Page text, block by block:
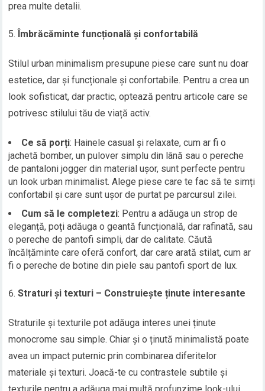
prea multe detalii.
Îmbrăcăminte funcțională și confortabilă
Stilul urban minimalism presupune piese care sunt nu doar
estetice, dar și funcționale și confortabile. Pentru a crea un
look sofisticat, dar practic, optează pentru articole care se
potrivesc stilului tău de viață activ.
Ce să porți: Hainele casual și relaxate, cum ar fi o
jachetă bomber, un pulover simplu din lână sau o pereche
de pantaloni jogger din material ușor, sunt perfecte pentru
un look urban minimalist. Alege piese care te fac să te simți
confortabil și care sunt ușor de purtat pe parcursul zilei.
Cum să le completezi: Pentru a adăuga un strop de
eleganță, poți adăuga o geantă funcțională, dar rafinată, sau
o pereche de pantofi simpli, dar de calitate. Căută
încălțăminte care oferă confort, dar care arată stilat, cum ar
fi o pereche de botine din piele sau pantofi sport de lux.
Straturi și texturi – Construiește ținute interesante
Straturile și texturile pot adăuga interes unei ținute
monocrome sau simple. Chiar și o ținută minimalistă poate
avea un impact puternic prin combinarea diferitelor
materiale și texturi. Joacă-te cu contrastele subtile și